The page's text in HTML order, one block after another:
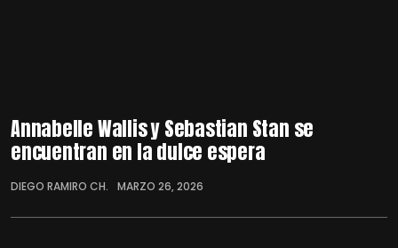
Annabelle Wallis y Sebastian Stan se
encuentran en la dulce espera
DIEGO RAMIRO CH. MARZO 26, 2026